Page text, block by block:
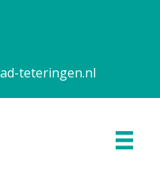
teteringen.nl